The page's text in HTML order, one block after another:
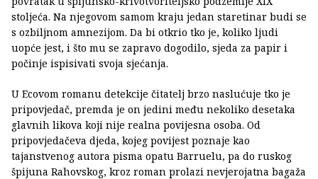
stoljeća. Na njegovom samom kraju jedan staretinar budi se
s ozbiljnom amnezijom. Da bi otkrio tko je, koliko ljudi
uopće jest, i što mu se zapravo dogodilo, sjeda za papir i
počinje ispisivati svoja sjećanja.
U Ecovom romanu detekcije čitatelj brzo naslućuje tko je
pripovjedač, premda je on jedini među nekoliko desetaka
glavnih likova koji nije realna povijesna osoba. Od
pripovjedačeva djeda, kojeg povijest poznaje kao
tajanstvenog autora pisma opatu Barruelu, pa do ruskog
špijuna Rahovskog, kroz roman prolazi nevjerojatna bagaža